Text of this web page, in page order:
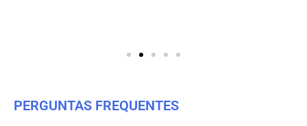
PERGUNTAS FREQUENTES